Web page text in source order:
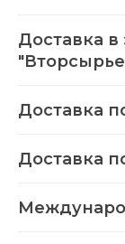
Доставка
Доставка
Доставка